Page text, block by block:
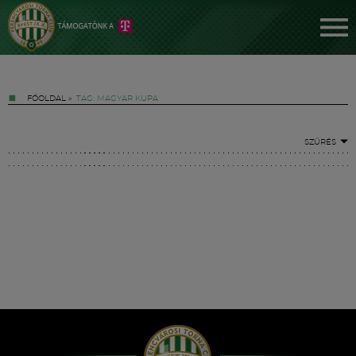
FŐOLDAL » TAG: MAGYAR KUPA
SZŰRÉS
Hírek